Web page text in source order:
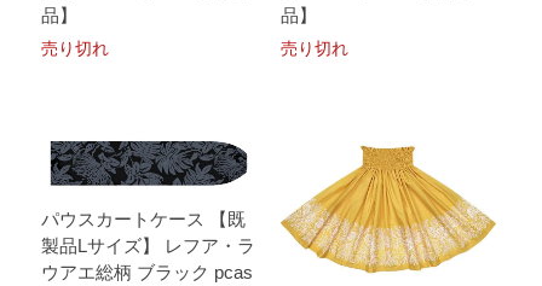
品】
売り切れ
品】
売り切れ
パウスカートケース 【既
製品Lサイズ】 レフア・ラ
ウアエ総柄 ブラック pcas